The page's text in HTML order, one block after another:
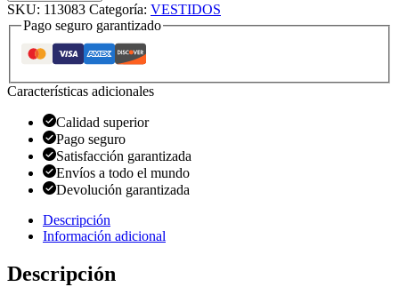
SKU: 113083 Categoría: VESTIDOS
Pago seguro garantizado
Características adicionales
Calidad superior
Pago seguro
Satisfacción garantizada
Envíos a todo el mundo
Devolución garantizada
Descripción
Información adicional
Descripción